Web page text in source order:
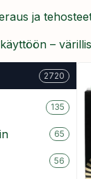
ja
–
2720
135
65
56